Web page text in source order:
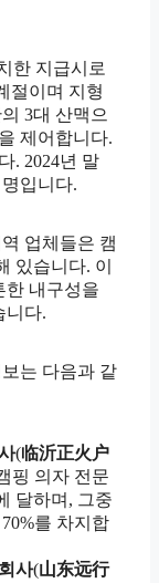
한 지급시로
절이며 지형
3대 산맥으
제어합니다.
. 2024년 말
입니다.
업체들은 캠
있습니다. 이
한 내구성을
니다.
는 다음과 같
(‌临沂正火户
핑 의자 전문
달하며, 그중
를 차지합
사(山东远行